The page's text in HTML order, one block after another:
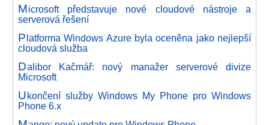
Microsoft představuje nové cloudové nástroje a
serverová řešení
P latforma Windows Azure byla oceněna jako nejlepší
cloudová služba
Dalibor Kačmář: nový manažer serverové divize
Microsoft
U končení služby Windows My Phone pro Windows
Phone 6.x